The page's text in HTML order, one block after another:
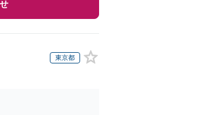
東京都